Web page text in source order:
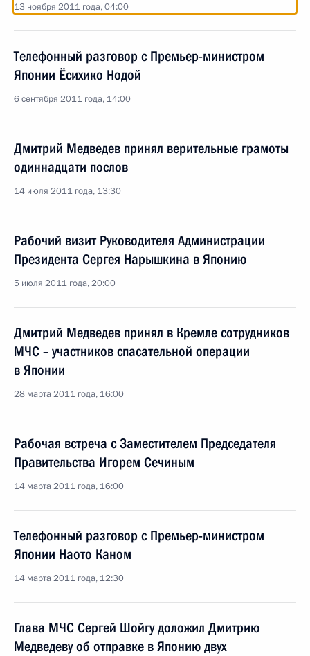
13 ноября 2011 года, 04:00
Телефонный разговор с Премьер-министром
Японии Ёсихико Нодой
6 сентября 2011 года, 14:00
Дмитрий Медведев принял верительные грамоты
одиннадцати послов
14 июля 2011 года, 13:30
Рабочий визит Руководителя Администрации
Президента Сергея Нарышкина в Японию
5 июля 2011 года, 20:00
Дмитрий Медведев принял в Кремле сотрудников
МЧС – участников спасательной операции
в Японии
28 марта 2011 года, 16:00
Рабочая встреча с Заместителем Председателя
Правительства Игорем Сечиным
14 марта 2011 года, 16:00
Телефонный разговор с Премьер-министром
Японии Наото Каном
14 марта 2011 года, 12:30
Глава МЧС Сергей Шойгу доложил Дмитрию
Медведеву об отправке в Японию двух